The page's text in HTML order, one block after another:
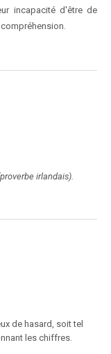
incapacité d'être de
irlandais).
de hasard, soit tel
les chiffres.